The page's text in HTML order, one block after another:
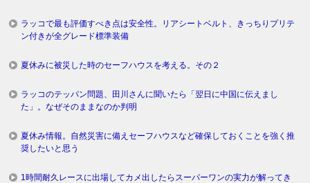
ラッコで最も評価すべき点は安全性。リアシートベルト、きっちりプリテ
ン付きが全グレード標準装備
夏休みに被災した時のセーフハウスを考える。その２
ラッコのテッパン問題、田川さんに聞いたら「翌日に中国に伝えまし
た」。なぜそのままなのか判明
夏休み情報。自然災害に備えセーフハウスなど確保しておくことを強く推
奨したいと思う
1時間耐久レースに出場してカメ出したらスーパーワンの実力が解ってき